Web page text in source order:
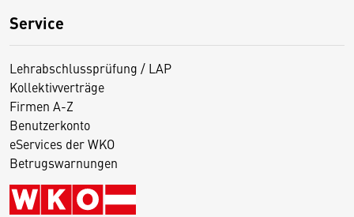
Service
Lehrabschlussprüfung / LAP
Kollektivverträge
Firmen A-Z
Benutzerkonto
eServices der WKO
Betrugswarnungen